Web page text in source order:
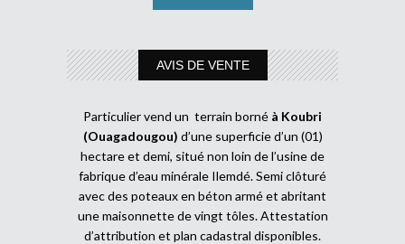
AVIS DE VENTE
Particulier vend un terrain borné à Koubri
(Ouagadougou) d’une superficie d’un (01)
hectare et demi, situé non loin de l’usine de
fabrique d’eau minérale Ilemdé. Semi clôturé
avec des poteaux en béton armé et abritant
une maisonnette de vingt tôles. Attestation
d’attribution et plan cadastral disponibles.